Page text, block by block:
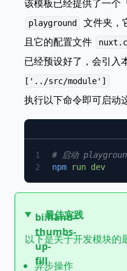
该模板已经提供了一个
playground
文件夹，
且它的配置文件
已经预设好了，会引入
['../src/module']
执行以下命令即可启动
npm run
bi:hand-
thumbs-
up-
fill
最佳实践
以下是关于开发模块的
异步操作